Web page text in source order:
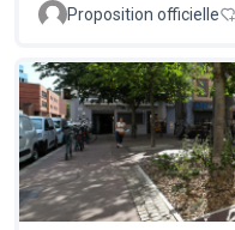
Proposition officielle